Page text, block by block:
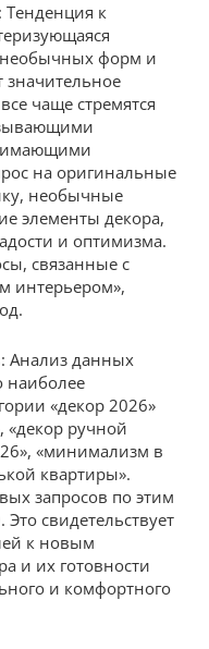
к
необычных форм и
значительное
чаще стремятся
на оригинальные
необычные
элементы декора,
и оптимизма.
связанные с
интерьером»,
Анализ данных
наиболее
«декор 2026»
«декор ручной
«минимализм в
квартиры».
запросов по этим
свидетельствует
к новым
и их готовности
и комфортного